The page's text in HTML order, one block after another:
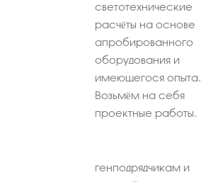
светотехнические
расчёты на основе
апробированного
оборудования и
имеющегося опыта.
Возьмём на себя
проектные работы.
генподрядчикам и